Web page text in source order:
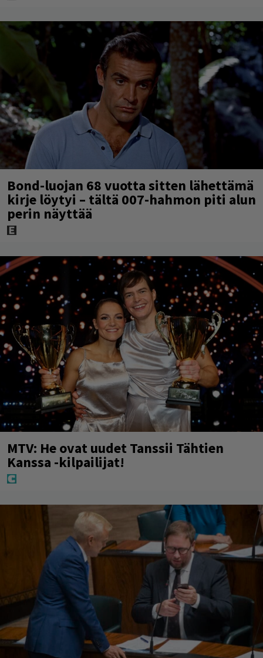
Bond-luojan 68 vuotta sitten lähettämä
kirje löytyi – tältä 007-hahmon piti alun
perin näyttää
MTV: He ovat uudet Tanssii Tähtien
Kanssa -kilpailijat!